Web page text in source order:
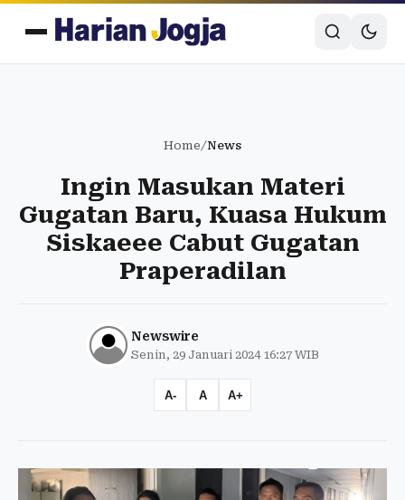
Home/News
Ingin Masukan Materi
Gugatan Baru, Kuasa Hukum
Siskaeee Cabut Gugatan
Praperadilan
Newswire
Senin, 29 Januari 2024 16:27 WIB
A- A A+